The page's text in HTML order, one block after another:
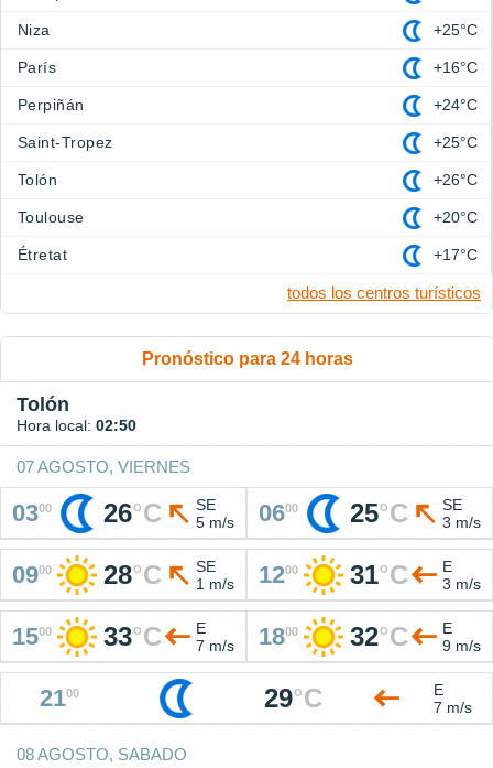
Niza +25°C
París +16°C
Perpiñán +24°C
Saint-Tropez +25°C
Tolón +26°C
Toulouse +20°C
Étretat +17°C
todos los centros turísticos
Pronóstico para 24 horas
Tolón
Hora local: 02:50
07 AGOSTO, VIERNES
0300 26°C
SE
5 m/s
0600 25°C
SE
3 m/s
0900 28°C
SE
1 m/s
1200 31°C
E
3 m/s
1500 33°C
E
7 m/s
1800 32°C
E
9 m/s
2100 29°C
E
7 m/s
08 AGOSTO, SABADO